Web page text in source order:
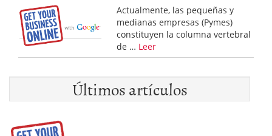
Actualmente, las pequeñas y
medianas empresas (Pymes)
constituyen la columna vertebral
de … Leer
Últimos artículos